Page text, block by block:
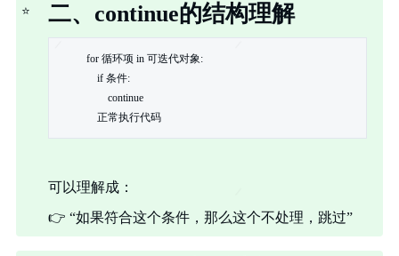
⭐ 二、continue的结构理解
for 循环项 in 可迭代对象:
    正常执行代码
可以理解成：
👉 “如果符合这个条件，那么这个不处理，跳过”